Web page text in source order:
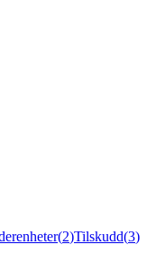
(2)Tilskudd(3)